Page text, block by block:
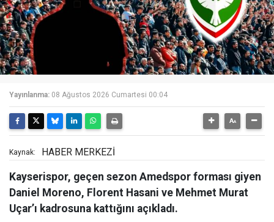
Yayınlanma: 08 Ağustos 2026 Cumartesi 00:04
Kaynak: HABER MERKEZİ
Kayserispor, geçen sezon Amedspor forması giyen
Daniel Moreno, Florent Hasani ve Mehmet Murat
Uçar’ı kadrosuna kattığını açıkladı.